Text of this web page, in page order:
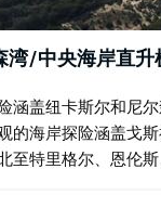
湾/中央海岸直升
涵盖纽卡斯尔和尼
的海岸探险涵盖戈
至特里格尔、恩伦斯